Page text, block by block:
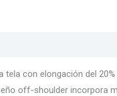
con elongación del
off-shoulder incorpora